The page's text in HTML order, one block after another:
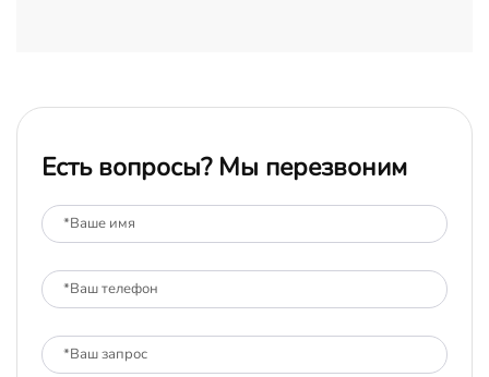
Есть вопросы? Мы перезвоним